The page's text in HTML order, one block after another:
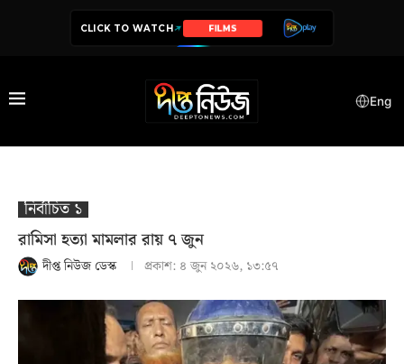
CLICK TO WATCH SERIES
Eng
নির্বাচিত ১
রামিসা হত্যা মামলার রায় ৭ জুন
দীপ্ত নিউজ ডেস্ক প্রকাশ: ৪ জুন ২০২৬, ১৩:৫৭